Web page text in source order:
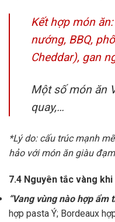
Kết hợp món
nướng, BBQ,
Cheddar), gan
Một số món ăn
quay,…
*Lý do: cấu trúc mạnh
hảo với món ăn giàu
7.4 Nguyên tắc vàng
“Vang vùng nào hợp ẩm
hợp pasta Ý; Bordeaux